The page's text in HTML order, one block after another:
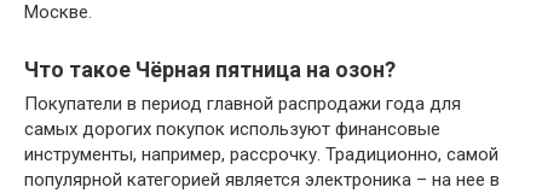
Москве.
Что такое Чёрная пятница на озон?
Покупатели в период главной распродажи года для
самых дорогих покупок используют финансовые
инструменты, например, рассрочку. Традиционно, самой
популярной категорией является электроника – на нее в